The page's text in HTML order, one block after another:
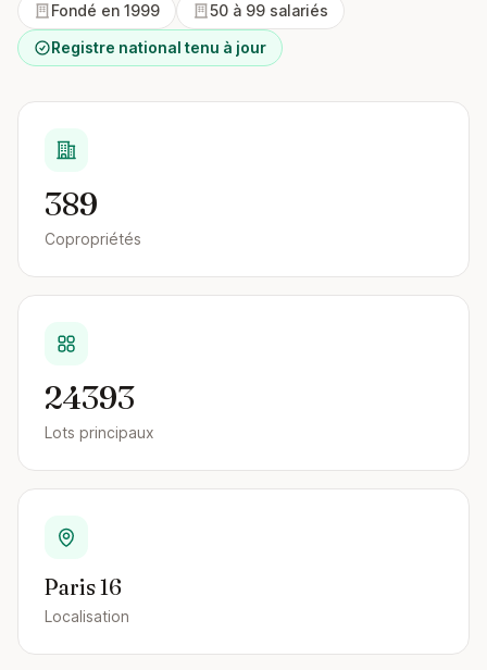
Fondé en 1999
50 à 99 salariés
Registre national tenu à jour
389
Copropriétés
24393
Lots principaux
Paris 16
Localisation